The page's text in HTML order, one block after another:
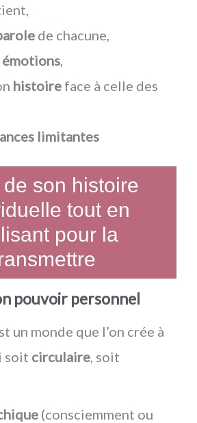
de chacune,
émotions,
histoire face à celle des
limitantes
son histoire
tout en
pour la
pouvoir personnel
un monde que l’on crée à
soit circulaire, soit
(consciemment ou